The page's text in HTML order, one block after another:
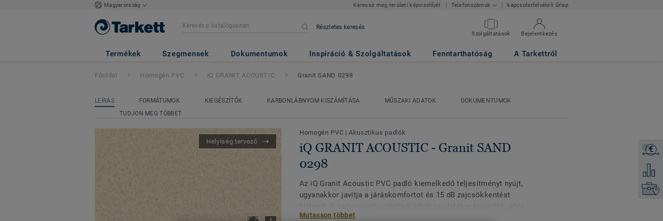
Magyarország Keresse meg területi képviselőjét Telefonszámok kapcsolatfelvételi űrlap
Részletes keresés
Szolgáltatások Bejelentkezés
Termékek Szegmensek Dokumentumok Inspiráció & Szolgáltatások Fenntarthatóság A Tarkettről
iQ GRANIT ACOUSTIC - Granit SAND 0298
€
Főoldal Homogén PVC iQ GRANIT ACOUSTIC Granit SAND 0298
LEÍRÁS FORMÁTUMOK KIEGÉSZÍTŐK KARBONLÁBNYOM KISZÁMÍTÁSA MŰSZAKI ADATOK
DOKUMENTUMOK
TUDJON MEG TÖBBET
Helyiség tervező
Homogén PVC |Akusztikus padlók
iQ GRANIT ACOUSTIC - Granit SAND
0298
Az iQ Granit Acoustic PVC padló kiemelkedő teljesítményt nyújt,
ugyanakkor javítja a járáskomfortot és 15 dB zajcsökkentést
csendre van szükség, pl. folyosók és betegszobák, rendkívül
Mutasson többet